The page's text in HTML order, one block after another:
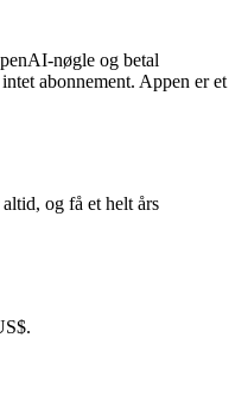
nøgle og betal
abonnement. Appen er et
og få et helt års